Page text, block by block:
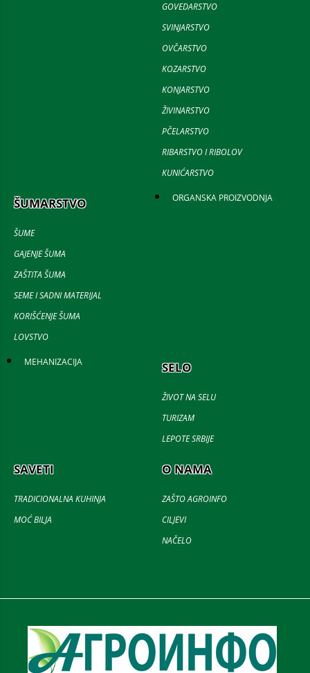
GOVEDARSTVO
SVINJARSTVO
OVČARSTVO
KOZARSTVO
KONJARSTVO
ŽIVINARSTVO
PČELARSTVO
RIBARSTVO I RIBOLOV
KUNIĆARSTVO
ŠUMARSTVO
ŠUME
GAJENJE ŠUMA
ZAŠTITA ŠUMA
SEME I SADNI MATERIJAL
KORIŠĆENJE ŠUMA
LOVSTVO
ORGANSKA PROIZVODNJA
MEHANIZACIJA SELO
ŽIVOT NA SELU
TURIZAM
LEPOTE SRBIJE
SAVETI
TRADICIONALNA KUHINJA
MOĆ BILJA
O NAMA
ZAŠTO AGROINFO
CILJEVI
NAČELO